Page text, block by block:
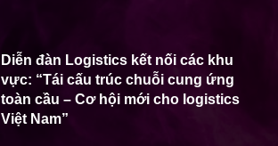
Diễn đàn Logistics kết nối các khu
vực: “Tái cấu trúc chuỗi cung ứng
toàn cầu – Cơ hội mới cho logistics
Việt Nam”